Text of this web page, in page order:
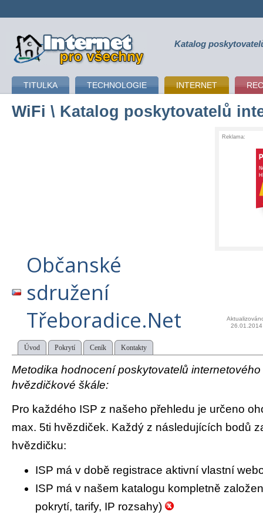
připojení k internetu Katalog
TITULKA TECHNOLOGIE INTERNET
WiFi \ Katalog poskytovatelů
Reklama:
Občanské
sdružení
Třeboradice.Net
26.01.2014
Úvod Pokrytí Ceník Kontakty
Metodika hodnocení poskytovatelů
hvězdičkové škále:
Pro každého ISP z našeho přehledu je určeno
max. 5ti hvězdiček. Každý z následujících bodů
hvězdičku:
ISP má v době registrace aktivní vlastní
ISP má v našem katalogu kompletně
pokrytí, tarify, IP rozsahy)